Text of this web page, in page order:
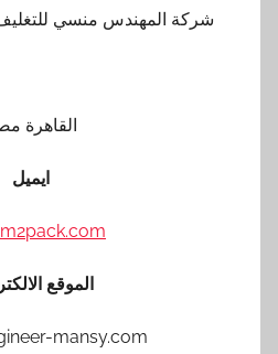
المهندس منسي للتغليف الحديث –
مهندس
info@m2pack.com
الموقع الالكتروني
www.engineer-mansy.com /